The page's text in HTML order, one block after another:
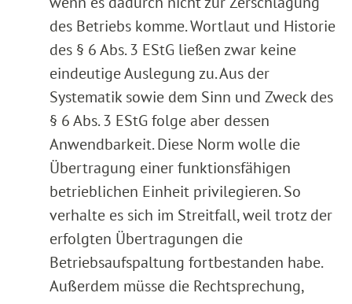
des Betriebs komme. Wortlaut und Historie
des § 6 Abs. 3 EStG ließen zwar keine
eindeutige Auslegung zu. Aus der
Systematik sowie dem Sinn und Zweck des
§ 6 Abs. 3 EStG folge aber dessen
Anwendbarkeit. Diese Norm wolle die
Übertragung einer funktionsfähigen
betrieblichen Einheit privilegieren. So
verhalte es sich im Streitfall, weil trotz der
erfolgten Übertragungen die
Betriebsaufspaltung fortbestanden habe.
Außerdem müsse die Rechtsprechung,